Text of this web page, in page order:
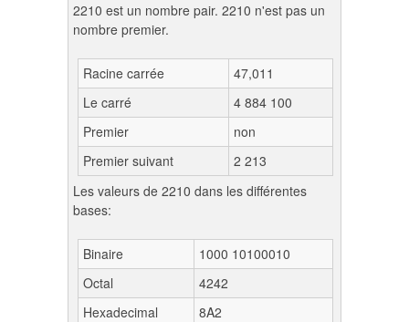
2210 est un nombre pair. 2210 n'est pas un
nombre premier.
Racine carrée
47,011
Le carré
4 884 100
Premier
non
Premier suivant
2 213
Les valeurs de 2210 dans les différentes
bases:
Binaire
1000 10100010
Octal
4242
Hexadecimal
8A2